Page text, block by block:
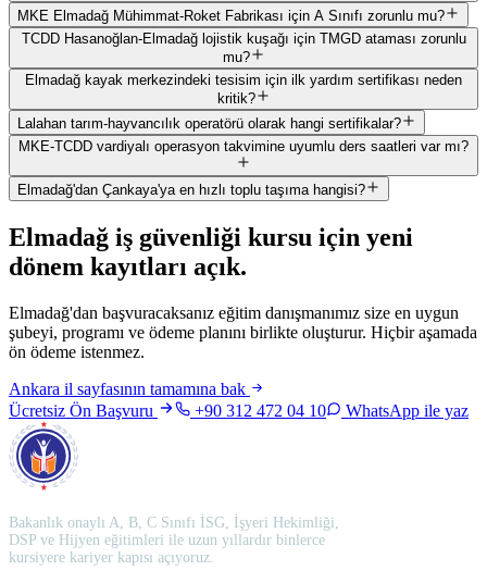
MKE Elmadağ Mühimmat-Roket Fabrikası için A Sınıfı zorunlu mu?
TCDD Hasanoğlan-Elmadağ lojistik kuşağı için TMGD ataması zorunlu
mu?
Elmadağ kayak merkezindeki tesisim için ilk yardım sertifikası neden
kritik?
Lalahan tarım-hayvancılık operatörü olarak hangi sertifikalar?
MKE-TCDD vardiyalı operasyon takvimine uyumlu ders saatleri var mı?
Elmadağ'dan Çankaya'ya en hızlı toplu taşıma hangisi?
Elmadağ iş güvenliği kursu için yeni
dönem kayıtları açık.
Elmadağ'dan başvuracaksanız eğitim danışmanımız size en uygun
şubeyi, programı ve ödeme planını birlikte oluşturur. Hiçbir aşamada
ön ödeme istenmez.
Ankara il sayfasının tamamına bak
Ücretsiz Ön Başvuru
+90 312 472 04 10 WhatsApp ile yaz
Bakanlık onaylı A, B, C Sınıfı İSG, İşyeri Hekimliği,
DSP ve Hijyen eğitimleri ile uzun yıllardır binlerce
kursiyere kariyer kapısı açıyoruz.